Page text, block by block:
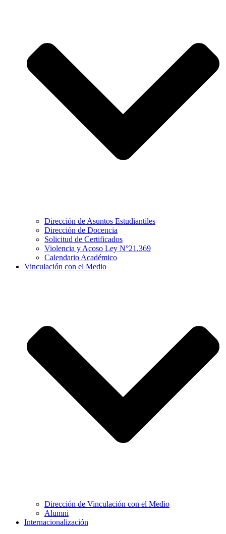
Dirección de Asuntos Estudiantiles
Dirección de Docencia
Solicitud de Certificados
Violencia y Acoso Ley N°21.369
Calendario Académico
Vinculación con el Medio
Dirección de Vinculación con el Medio
Alumni
Internacionalización